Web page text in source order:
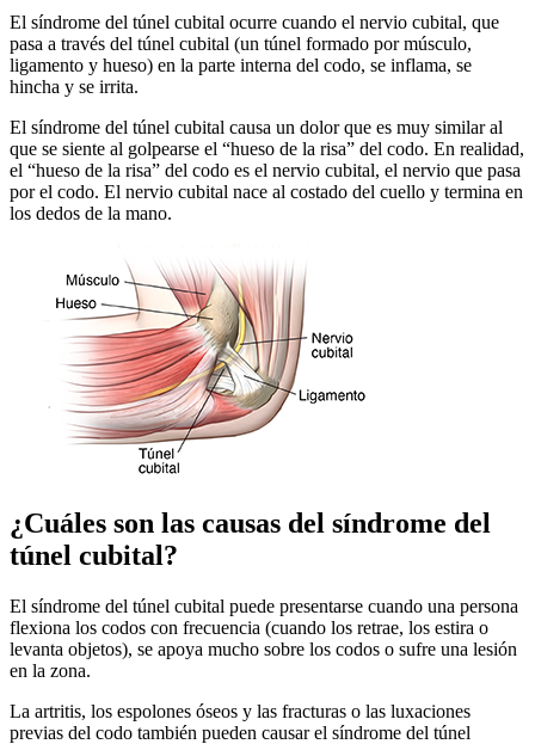
El síndrome del túnel cubital ocurre cuando el nervio cubital, que
pasa a través del túnel cubital (un túnel formado por músculo,
ligamento y hueso) en la parte interna del codo, se inflama, se
hincha y se irrita.
El síndrome del túnel cubital causa un dolor que es muy similar al
que se siente al golpearse el “hueso de la risa” del codo. En realidad,
el “hueso de la risa” del codo es el nervio cubital, el nervio que pasa
por el codo. El nervio cubital nace al costado del cuello y termina en
los dedos de la mano.
¿Cuáles son las causas del síndrome del
túnel cubital?
El síndrome del túnel cubital puede presentarse cuando una persona
flexiona los codos con frecuencia (cuando los retrae, los estira o
levanta objetos), se apoya mucho sobre los codos o sufre una lesión
en la zona.
La artritis, los espolones óseos y las fracturas o las luxaciones
previas del codo también pueden causar el síndrome del túnel